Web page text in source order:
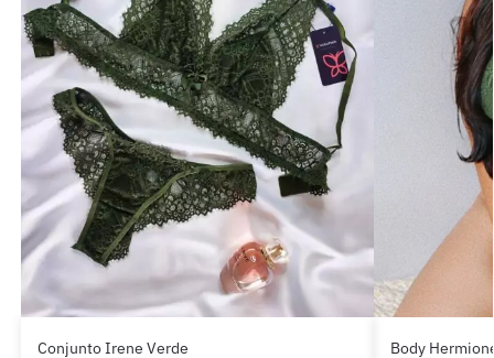
Conjunto Irene Verde Body